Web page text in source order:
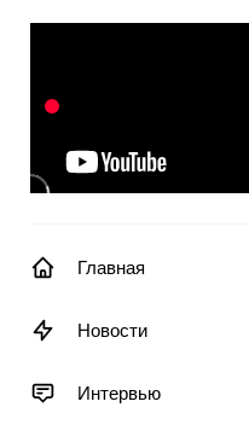
Главная
Новости
Интервью